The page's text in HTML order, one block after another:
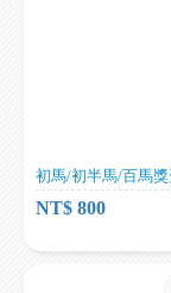
初馬/初半馬/百馬
NT$ 800